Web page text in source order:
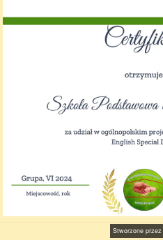
Stworzone przez